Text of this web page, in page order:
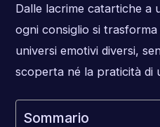
Dalle lacrime catartiche a
ogni consiglio si
universi emotivi diversi,
scoperta né la praticità di
Sommario